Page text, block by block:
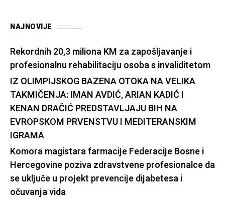
NAJNOVIJE
Rekordnih 20,3 miliona KM za zapošljavanje i
profesionalnu rehabilitaciju osoba s invaliditetom
IZ OLIMPIJSKOG BAZENA OTOKA NA VELIKA
TAKMIČENJA: IMAN AVDIĆ, ARIAN KADIĆ I
KENAN DRAČIĆ PREDSTAVLJAJU BIH NA
EVROPSKOM PRVENSTVU I MEDITERANSKIM
IGRAMA
Komora magistara farmacije Federacije Bosne i
Hercegovine poziva zdravstvene profesionalce da
se uključe u projekt prevencije dijabetesa i
očuvanja vida